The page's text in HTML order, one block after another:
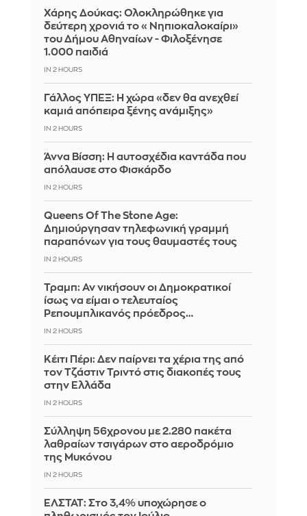
Χάρης Δούκας: Ολοκληρώθηκε για
δεύτερη χρονιά το «Νηπιοκαλοκαίρι»
του Δήμου Αθηναίων - Φιλοξένησε
1.000 παιδιά
IN 2 HOURS
Γάλλος ΥΠΕΞ: Η χώρα «δεν θα ανεχθεί
καμιά απόπειρα ξένης ανάμιξης»
IN 2 HOURS
Άννα Βίσση: Η αυτοσχέδια καντάδα που
απόλαυσε στο Φισκάρδο
IN 2 HOURS
Queens Of The Stone Age:
Δημιούργησαν τηλεφωνική γραμμή
παραπόνων για τους θαυμαστές τους
IN 2 HOURS
Τραμπ: Αν νικήσουν οι Δημοκρατικοί
ίσως να είμαι ο τελευταίος
Ρεπουμπλικανός πρόεδρος…
IN 2 HOURS
Κέιτι Πέρι: Δεν παίρνει τα χέρια της από
τον Τζάστιν Τριντό στις διακοπές τους
στην Ελλάδα
IN 2 HOURS
Σύλληψη 56χρονου με 2.280 πακέτα
λαθραίων τσιγάρων στο αεροδρόμιο
της Μυκόνου
IN 2 HOURS
ΕΛΣΤΑΤ: Στο 3,4% υποχώρησε ο